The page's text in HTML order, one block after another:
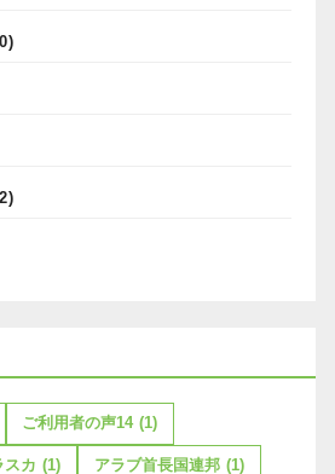
ご利用者の声14 (1)
スカ (1) アラブ首長国連邦 (1)